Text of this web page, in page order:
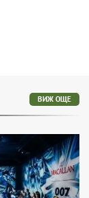
ВИЖ ОЩЕ